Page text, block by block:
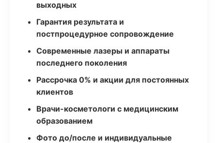
выходных
Гарантия результата и
постпроцедурное сопровождение
Современные лазеры и аппараты
последнего поколения
Рассрочка 0% и акции для постоянных
клиентов
Врачи-косметологи с медицинским
образованием
Фото до/после и индивидуальные